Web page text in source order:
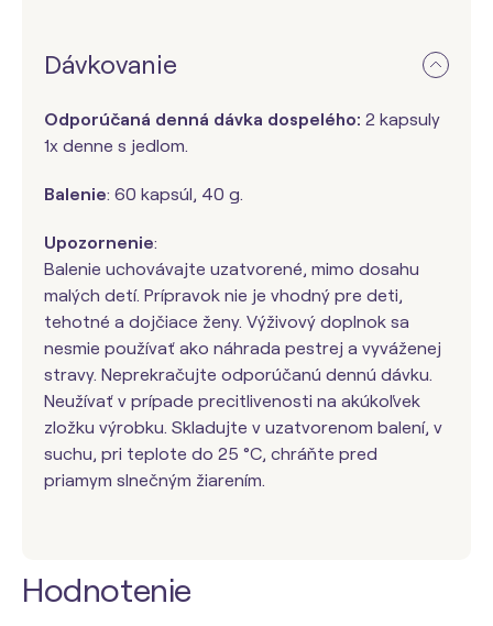
Dávkovanie
Odporúčaná denná dávka dospelého: 2 kapsuly
1x denne s jedlom.
Balenie: 60 kapsúl, 40 g.
Upozornenie:
Balenie uchovávajte uzatvorené, mimo dosahu
malých detí. Prípravok nie je vhodný pre deti,
tehotné a dojčiace ženy. Výživový doplnok sa
nesmie používať ako náhrada pestrej a vyváženej
stravy. Neprekračujte odporúčanú dennú dávku.
Neužívať v prípade precitlivenosti na akúkoľvek
zložku výrobku. Skladujte v uzatvorenom balení, v
suchu, pri teplote do 25 °C, chráňte pred
priamym slnečným žiarením.
Hodnotenie